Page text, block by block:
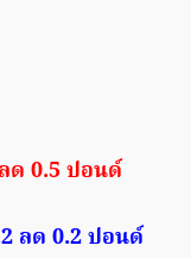
ด 0.5 ปอนด์
ลด 0.2 ปอนด์